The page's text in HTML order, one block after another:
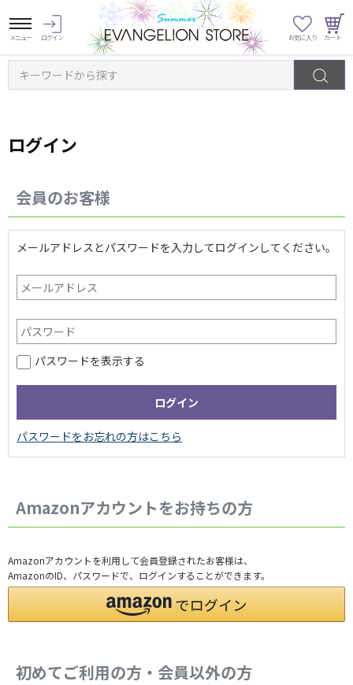
キーワードから探す
ログイン
会員のお客様
メールアドレスとパスワードを入力してログインしてください。
パスワードを表示する
Amazonアカウントをお持ちの方
Amazonアカウントを利用して会員登録されたお客様は、
AmazonのID、パスワードで、ログインすることができます。
初めてご利用の方・会員以外の方